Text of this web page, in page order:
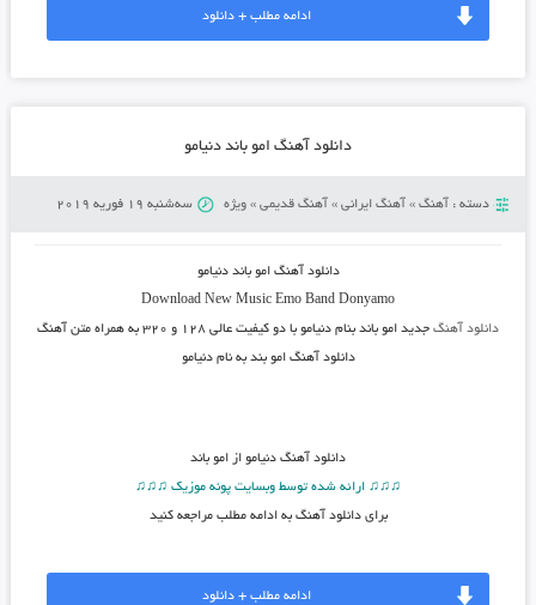
ادامه مطلب + دانلود
دانلود آهنگ امو باند دنیامو
دسته : آهنگ» آهنگ ایرانی» آهنگ قدیمی» ویژه سه‌شنبه 19 فوریه 2019
دانلود آهنگامو باند دنیامو
Download New MusicEmo Band Donyamo
دانلود آهنگجدید امو باند بنام دنیامو با دو کیفیت عالی ۱۲۸ و ۳۲۰ به همراه متن آهنگ
دانلود آهنگ امو بند به نام دنیامو
دانلود آهنگدنیامو از امو باند
♫♫♫ ارائه شده توسط وبسایت پونه موزیک ♫♫♫
برای دانلود آهنگ به ادامه مطلب مراجعه کنید
ادامه مطلب + دانلود